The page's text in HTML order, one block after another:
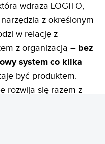
wdraża LOGITO,
z określonym
w relację z
z organizacją – bez
system co kilka
być produktem.
rozwija się razem z